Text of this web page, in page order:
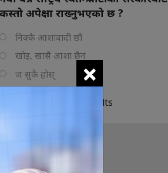
कस्तो अपेक्षा राख्नुभएको छ ?
निक्कै आशावादी छौ
खोइ, खासै आशा छैन
ज सुकै होस्
View Results
×